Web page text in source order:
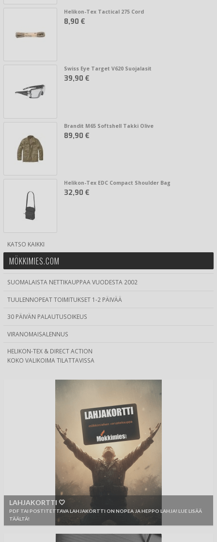
Helikon-Tex Tactical 275 Cord
8,90 €
Swiss Eye Target V620 Suojalasit
39,90 €
Brandit M65 Softshell Takki Olive
89,90 €
Helikon-Tex EDC Compact Shoulder Bag
32,90 €
KATSO KAIKKI
MÖKKIMIES.COM
SUOMALAISTA NETTIKAUPPAA VUODESTA 2002
TUULENNOPEAT TOIMITUKSET 1-2 PÄIVÄÄ
30 PÄIVÄN PALAUTUSOIKEUS
VIRANOMAISALENNUS
HELIKON-TEX & DIRECT ACTION
KOKO VALIKOIMA TILATTAVISSA
LAHJAKORTTI 🤍
PDF TAI POSTITETTAVA LAHJAKORTTI ON NOPEA JA HEPPO LAHJA! LUE LISÄÄ
TÄÄLTÄ!